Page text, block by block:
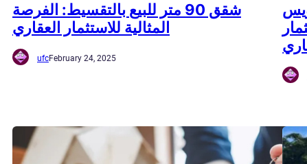
شقق 90 متر للبيع بالتقسيط: الفرصة
المثالية للاستثمار العقاري
ufcFebruary 24, 2025